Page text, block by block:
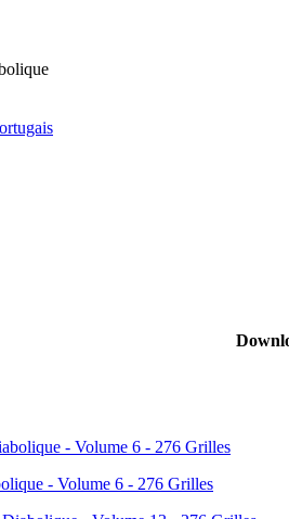
- Volume 6 - 276 Grilles